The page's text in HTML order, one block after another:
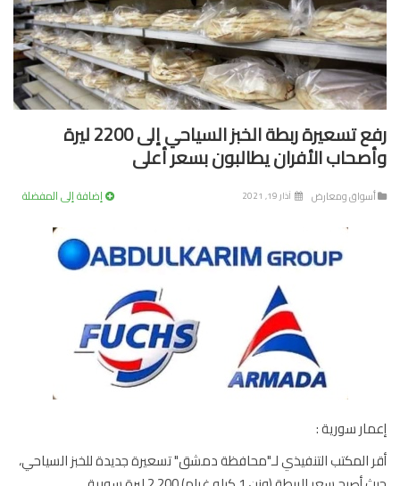
رفع تسعيرة ربطة الخبز السياحي إلى 2200 ليرة
الأفران يطالبون بسعر أعلى
ومعارض آذار 19, 2021 إضافة إلى المفضلة
سورية :
المكتب التنفيذي لـ"محافظة دمشق" تسعيرة جديدة للخبز السياحي،